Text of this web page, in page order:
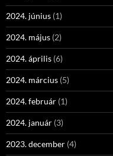
2024. június (1)
2024. május (2)
2024. április (6)
2024. március (5)
2024. február (1)
2024. január (3)
2023. december (4)